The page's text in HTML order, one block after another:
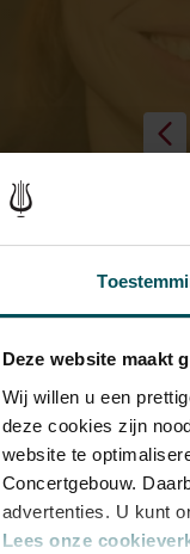
Deze website maakt
Wij willen u een
deze cookies zijn
website te
Concertgebouw.
advertenties. U kunt
Lees onze